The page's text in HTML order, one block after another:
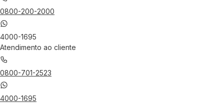
0800-200-2000
4000-1695
Atendimento ao cliente
0800-701-2523
4000-1695